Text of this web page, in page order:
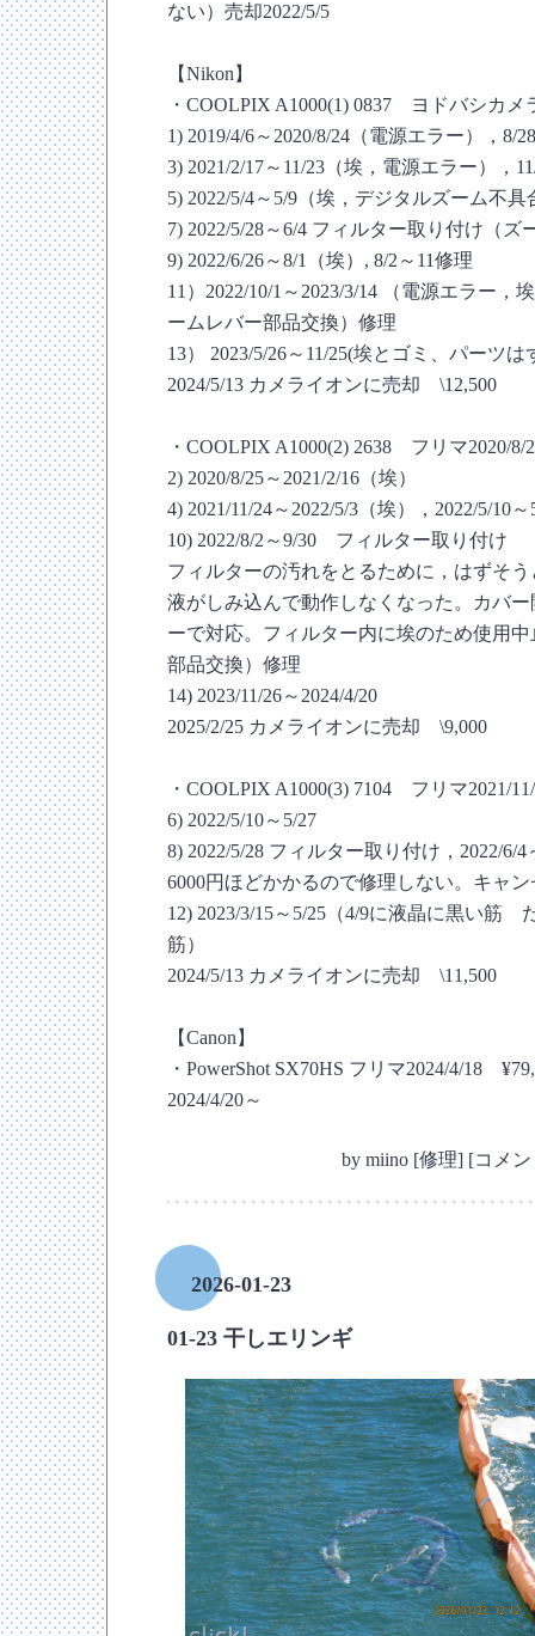
ない）売却2022/5/5
【Nikon】
・COOLPIX A1000(1) 0837 ヨドバシカメ
1) 2019/4/6～2020/8/24（電源エラー），8/
3) 2021/2/17～11/23（埃，電源エラー），
5) 2022/5/4～5/9（埃，デジタルズーム不具
7) 2022/5/28～6/4 フィルター取り付け（ズ
9) 2022/6/26～8/1（埃）, 8/2～11修理
11）2022/10/1～2023/3/14 （電源エラー，
ームレバー部品交換）修理
13） 2023/5/26～11/25(埃とゴミ、パーツは
2024/5/13 カメライオンに売却 \12,500
・COOLPIX A1000(2) 2638 フリマ2020/8/
2) 2020/8/25～2021/2/16（埃）
4) 2021/11/24～2022/5/3（埃），2022/5/10
10) 2022/8/2～9/30 フィルター取り付け
フィルターの汚れをとるために，はずそ
液がしみ込んで動作しなくなった。カバ
ーで対応。フィルター内に埃のため使用中
部品交換）修理
14) 2023/11/26～2024/4/20
2025/2/25 カメライオンに売却 \9,000
・COOLPIX A1000(3) 7104 フリマ2021/
6) 2022/5/10～5/27
8) 2022/5/28 フィルター取り付け，2022/6/
6000円ほどかかるので修理しない。キャン
12) 2023/3/15～5/25（4/9に液晶に黒い筋
筋）
2024/5/13 カメライオンに売却 \11,500
【Canon】
・PowerShot SX70HS フリマ2024/4/18
2024/4/20～
by miino [修理] [コメ
01-23 干しエリンギ
2026-01-23